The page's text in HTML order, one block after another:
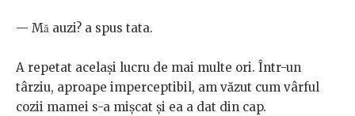
— Mă auzi? a spus tata.
A repetat același lucru de mai multe ori. Într-un
târziu, aproape imperceptibil, am văzut cum vârful
cozii mamei s-a mișcat și ea a dat din cap.